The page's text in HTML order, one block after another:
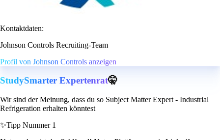
Kontaktdaten:
Johnson Controls Recruiting-Team
Profil von Johnson Controls anzeigen
StudySmarter Expertenrat🤫
Wir sind der Meinung, dass du so Subject Matter Expert - Industrial
Refrigeration erhalten könntest
✨Tipp Nummer 1